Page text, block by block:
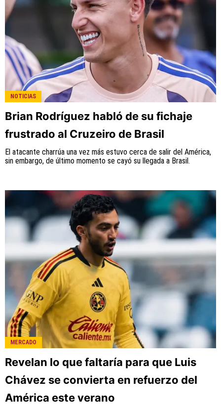
NOTICIAS
Brian Rodríguez habló de su fichaje
frustrado al Cruzeiro de Brasil
El atacante charrúa una vez más estuvo cerca de salir del América,
sin embargo, de último momento se cayó su llegada a Brasil.
MERCADO
Revelan lo que faltaría para que Luis
Chávez se convierta en refuerzo del
América este verano